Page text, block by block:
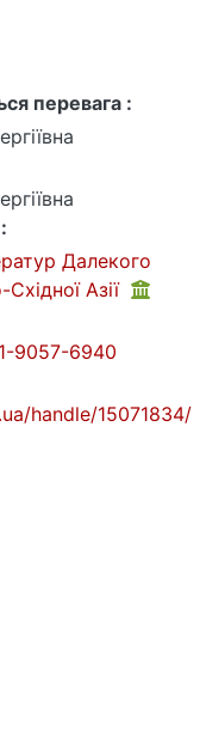
перевага :
Далекого
Азії
9057-6940
handle/15071834/